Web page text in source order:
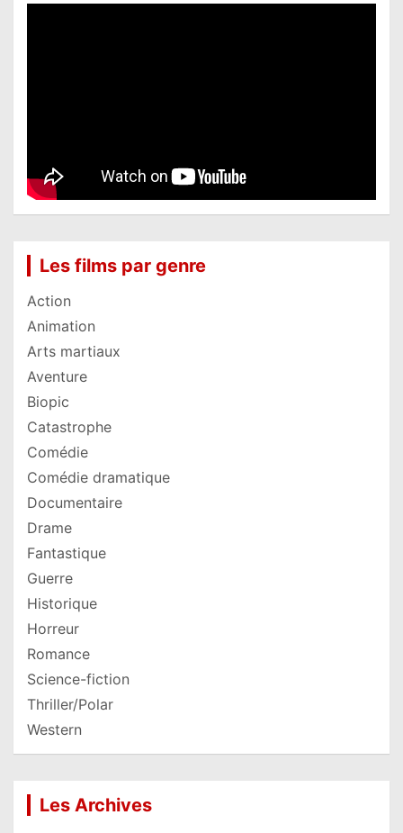
Les films par genre
Action
Animation
Arts martiaux
Aventure
Biopic
Catastrophe
Comédie
Comédie dramatique
Documentaire
Drame
Fantastique
Guerre
Historique
Horreur
Romance
Science-fiction
Thriller/Polar
Western
Les Archives